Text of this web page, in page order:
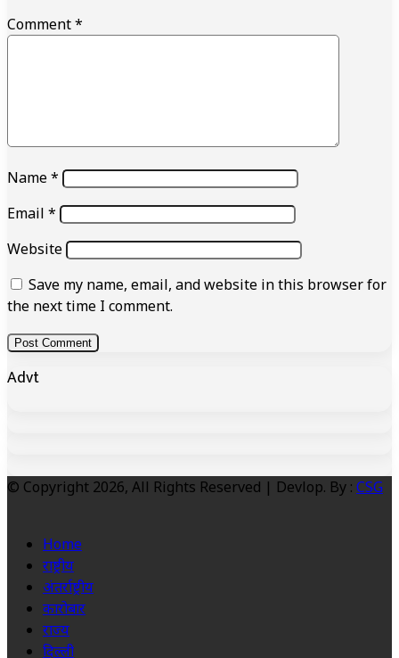
Comment*
Name*
Email *
Website
Save my name, email, and website in this browser for
the next time I comment.
Advt
© Copyright 2026, All Rights Reserved | Devlop. By : CSG
Home
राष्ट्रीय
अंतर्राष्ट्रीय
कारोबार
राज्य
दिल्ली